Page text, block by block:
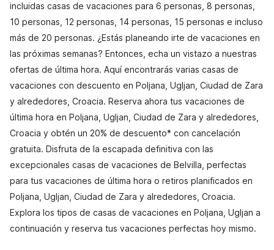
incluidas casas de vacaciones para 6 personas, 8 personas,
10 personas, 12 personas, 14 personas, 15 personas e incluso
más de 20 personas. ¿Estás planeando irte de vacaciones en
las próximas semanas? Entonces, echa un vistazo a nuestras
ofertas de última hora. Aquí encontrarás varias casas de
vacaciones con descuento en Poljana, Ugljan, Ciudad de Zara
y alrededores, Croacia. Reserva ahora tus vacaciones de
última hora en Poljana, Ugljan, Ciudad de Zara y alrededores,
Croacia y obtén un 20% de descuento* con cancelación
gratuita. Disfruta de la escapada definitiva con las
excepcionales casas de vacaciones de Belvilla, perfectas
para tus vacaciones de última hora o retiros planificados en
Poljana, Ugljan, Ciudad de Zara y alrededores, Croacia.
Explora los tipos de casas de vacaciones en Poljana, Ugljan a
continuación y reserva tus vacaciones perfectas hoy mismo.